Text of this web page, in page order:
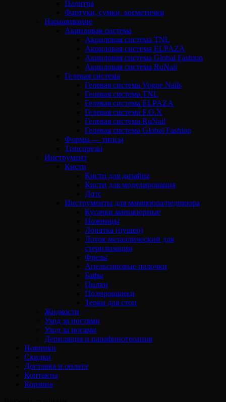
Палитра
Фартуки, сумки, косметички
Наращивание
Акриловая система
Акриловая система TNL
Акриловая система ELPAZA
Акриловая система Global Fashion
Акриловая система RuNail
Гелевая система
Гелевая система Vogue Nails
Гелевая система TNL
Гелевая система ELPAZA
Гелевая система F.O.X
Гелевая система RuNail
Гелевая система Global Fashion
Формы — типсы
Типсорезы
Инструмент
Кисти
Кисти для дизайна
Кисти для моделирования
Дотс
Инструменты для маникюра/педикюра
Кусачки маникюрные
Ножницы
Лопатка (пушер)
Лоток металлический для
стерилизации
Фрезы
Апельсиновые палочки
Бафы
Пилки
Полировщики
Терки для стоп
Жидкости
Уход за ногтями
Уход за ногами
Депиляция и парафинотерапия
Новинки
Скидки
Доставка и оплата
Контакты
Корзина